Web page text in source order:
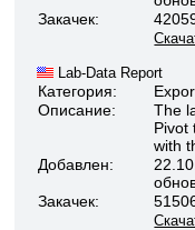
Закачек:
Lab-Data Report
Категория:
Описание:
The
Pivot
with
Добавлен:
Закачек: